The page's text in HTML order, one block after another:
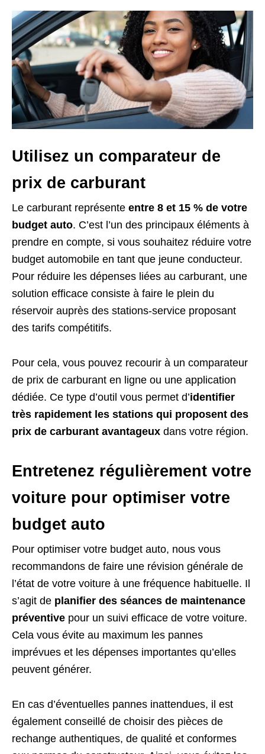
Utilisez un comparateur de
prix de carburant
Le carburant représente entre 8 et 15 % de votre
budget auto. C’est l’un des principaux éléments à
prendre en compte, si vous souhaitez réduire votre
budget automobile en tant que jeune conducteur.
Pour réduire les dépenses liées au carburant, une
solution efficace consiste à faire le plein du
réservoir auprès des stations-service proposant
des tarifs compétitifs.
Pour cela, vous pouvez recourir à un comparateur
de prix de carburant en ligne ou une application
dédiée. Ce type d’outil vous permet d’identifier
très rapidement les stations qui proposent des
prix de carburant avantageux dans votre région.
Entretenez régulièrement votre
voiture pour optimiser votre
budget auto
Pour optimiser votre budget auto, nous vous
recommandons de faire une révision générale de
l’état de votre voiture à une fréquence habituelle. Il
s’agit de planifier des séances de maintenance
préventive pour un suivi efficace de votre voiture.
Cela vous évite au maximum les pannes
imprévues et les dépenses importantes qu’elles
peuvent générer.
En cas d’éventuelles pannes inattendues, il est
également conseillé de choisir des pièces de
rechange authentiques, de qualité et conformes